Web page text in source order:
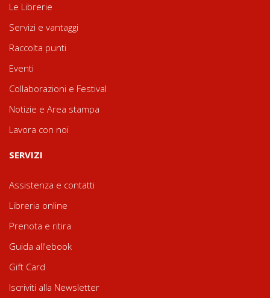
Le Librerie
Servizi e vantaggi
Raccolta punti
Eventi
Collaborazioni e Festival
Notizie e Area stampa
Lavora con noi
SERVIZI
Assistenza e contatti
Libreria online
Prenota e ritira
Guida all'ebook
Gift Card
Iscriviti alla Newsletter